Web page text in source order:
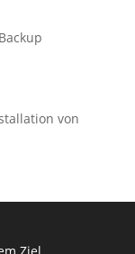
von